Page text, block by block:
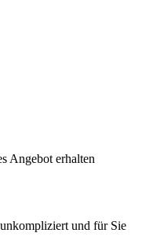
Angebot erhalten
und für Sie